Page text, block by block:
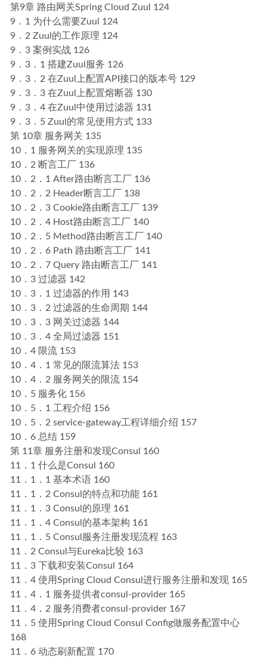
第9章 路由网关Spring Cloud Zuul 124
9．1 为什么需要Zuul 124
9．2 Zuul的工作原理 124
9．3 案例实战 126
9．3．1 搭建Zuul服务 126
9．3．2 在Zuul上配置API接口的版本号 129
9．3．3 在Zuul上配置熔断器 130
9．3．4 在Zuul中使用过滤器 131
9．3．5 Zuul的常见使用方式 133
第 10章 服务网关 135
10．1 服务网关的实现原理 135
10．2 断言工厂 136
10．2．1 After路由断言工厂 136
10．2．2 Header断言工厂 138
10．2．3 Cookie路由断言工厂 139
10．2．4 Host路由断言工厂 140
10．2．5 Method路由断言工厂 140
10．2．6 Path 路由断言工厂 141
10．2．7 Query 路由断言工厂 141
10．3 过滤器 142
10．3．1 过滤器的作用 143
10．3．2 过滤器的生命周期 144
10．3．3 网关过滤器 144
10．3．4 全局过滤器 151
10．4 限流 153
10．4．1 常见的限流算法 153
10．4．2 服务网关的限流 154
10．5 服务化 156
10．5．1 工程介绍 156
10．5．2 service-gateway工程详细介绍 157
10．6 总结 159
第 11章 服务注册和发现Consul 160
11．1 什么是Consul 160
11．1．1 基本术语 160
11．1．2 Consul的特点和功能 161
11．1．3 Consul的原理 161
11．1．4 Consul的基本架构 161
11．1．5 Consul服务注册发现流程 163
11．2 Consul与Eureka比较 163
11．3 下载和安装Consul 164
11．4 使用Spring Cloud Consul进行服务注册和发现 165
11．4．1 服务提供者consul-provider 165
11．4．2 服务消费者consul-provider 167
11．5 使用Spring Cloud Consul Config做服务配置中心
168
11．6 动态刷新配置 170